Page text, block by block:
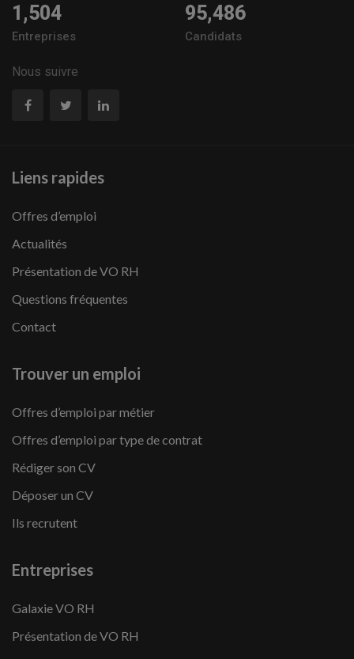
1,504
Entreprises
95,486
Candidats
Nous suivre
Liens rapides
Offres d’emploi
Actualités
Présentation de VO RH
Questions fréquentes
Contact
Trouver un emploi
Offres d’emploi par métier
Offres d’emploi par type de contrat
Rédiger son CV
Déposer un CV
Ils recrutent
Entreprises
Galaxie VO RH
Présentation de VO RH